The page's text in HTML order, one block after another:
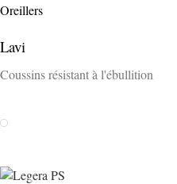
Oreillers
Lavi
Coussins résistant à l'ébullition
Weiss